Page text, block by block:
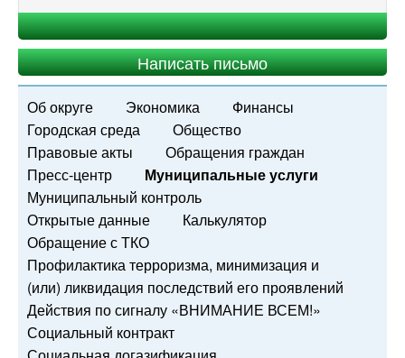
Написать письмо
Об округе Экономика
Финансы
Городская среда
Общество
Правовые акты
Обращения граждан
Пресс-центр
Муниципальные услуги
Муниципальный контроль
Открытые данные
Калькулятор
Обращение с ТКО
Профилактика терроризма, минимизация и
(или) ликвидация последствий его проявлений
Действия по сигналу «ВНИМАНИЕ ВСЕМ!»
Социальный контракт